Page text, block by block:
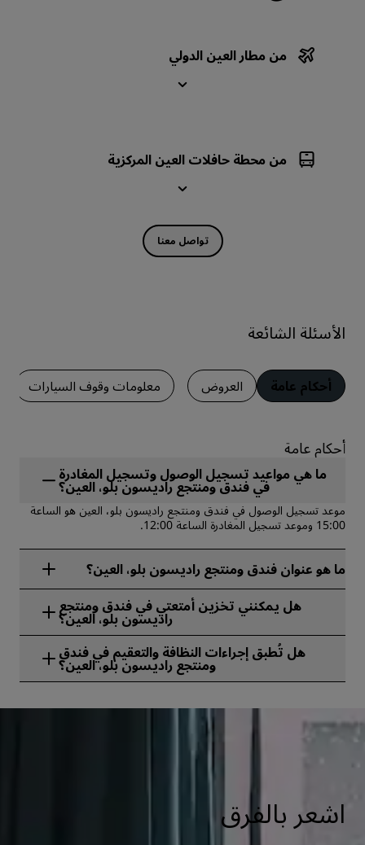
من مطار العين الدولي
من محطة حافلات العين المركزية
تواصل معنا
الأسئلة الشائعة
أحكام عامة العروض معلومات وقوف السيارات
أحكام عامة
ما هي مواعيد تسجيل الوصول وتسجيل المغادرة
في فندق ومنتجع راديسون بلو، العين؟
موعد تسجيل الوصول في فندق ومنتجع راديسون بلو، العين هو الساعة
15:00 وموعد تسجيل المغادرة الساعة 12:00.
ما هو عنوان فندق ومنتجع راديسون بلو، العين؟
والإمارات العربية المتحدة.
هل يمكنني تخزين أمتعتي في فندق ومنتجع
راديسون بلو، العين؟
نعم، تتوفر خدمة تخزين الأمتعة في فندق ومنتجع راديسون بلو، العين.
هل تُطبق إجراءات النظافة والتعقيم في فندق
ومنتجع راديسون بلو، العين؟
https://www.radissonhotels.com/en-us/social-
responsibility/health-safety
اشعر بالفرق